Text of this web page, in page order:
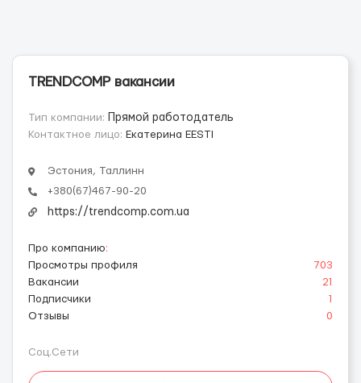
TRENDCOMP вакансии
Тип компании:
Прямой работодатель
Контактное лицо: Екатерина EESTI
Эстония, Таллинн
+380(67)467-90-20
https://trendcomp.com.ua
Про компанию:
Просмотры профиля
703
Вакансии
21
Подписчики
1
Отзывы
0
Соц.Сети